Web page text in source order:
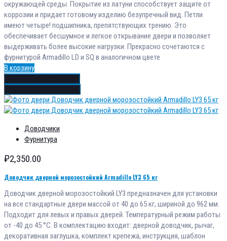
окружающей среды. Покрытие из латуни способствует защите от
коррозии и придает готовому изделию безупречный вид. Петли
имеют четыре! подшипника, препятствующих трению. Это
обеспечивает бесшумное и легкое открывание двери и позволяет
выдерживать более высокие нагрузки. Прекрасно сочетаются с
фурнитурой Armadillo LD и SQ в аналогичном цвете
В корзину
Доводчики
Фурнитура
₽2,350.00
Доводчик дверной морозостойкий Armadillo LY3 65 кг
Доводчик дверной морозостойкий LY3 предназначен для установки
на все стандартные двери массой от 40 до 65 кг, шириной до 962 мм.
Подходит для левых и правых дверей. Температурный режим работы
от -40 до 45 °С. В комплектацию входит: дверной доводчик, рычаг,
декоративная заглушка, комплект крепежа, инструкция, шаблон